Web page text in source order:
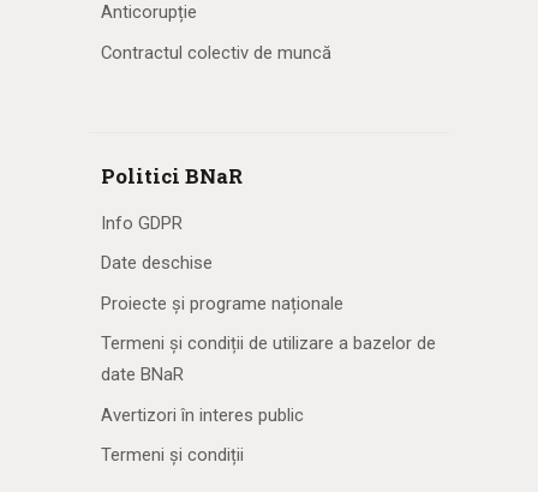
Anticorupție
Contractul colectiv de muncă
Politici BNaR
Info GDPR
Date deschise
Proiecte și programe naționale
Termeni și condiții de utilizare a bazelor de
date BNaR
Avertizori în interes public
Termeni și condiții